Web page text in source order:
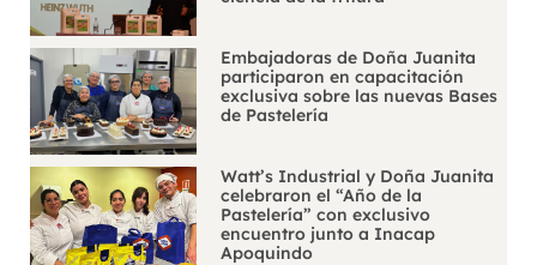
Embajadoras de Doña Juanita
participaron en capacitación
exclusiva sobre las nuevas Bases
de Pastelería
Watt’s Industrial y Doña Juanita
celebraron el “Año de la
Pastelería” con exclusivo
encuentro junto a Inacap
Apoquindo